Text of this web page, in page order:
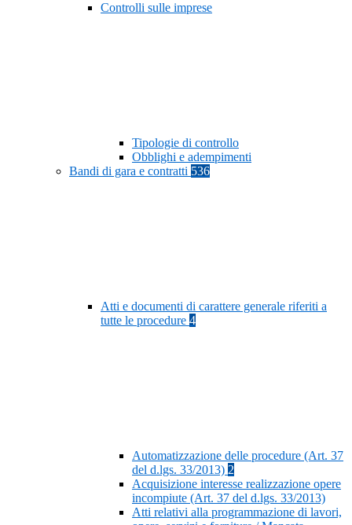
Controlli sulle imprese
Tipologie di controllo
Obblighi e adempimenti
Bandi di gara e contratti 536
Atti e documenti di carattere generale riferiti a
tutte le procedure 4
Automatizzazione delle procedure (Art. 37
del d.lgs. 33/2013) 2
Acquisizione interesse realizzazione opere
incompiute (Art. 37 del d.lgs. 33/2013)
Atti relativi alla programmazione di lavori,